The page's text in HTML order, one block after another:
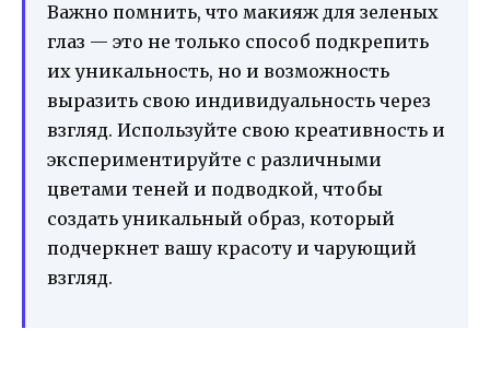
Важно помнить, что макияж для зеленых
глаз — это не только способ подкрепить
их уникальность, но и возможность
выразить свою индивидуальность через
взгляд. Используйте свою креативность и
экспериментируйте с различными
цветами теней и подводкой, чтобы
создать уникальный образ, который
подчеркнет вашу красоту и чарующий
взгляд.